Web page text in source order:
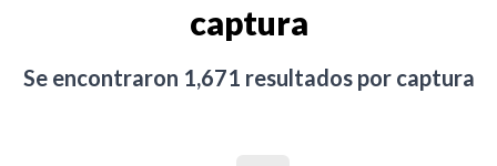
captura
Se encontraron 1,671 resultados por captura